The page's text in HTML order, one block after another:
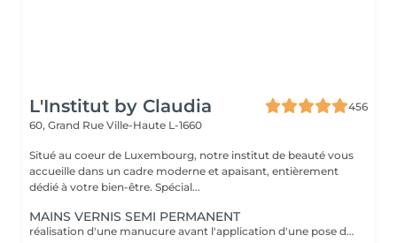
L'Institut by Claudia
456
60, Grand Rue Ville-Haute L-1660
Situé au coeur de Luxembourg, notre institut de beauté vous
accueille dans un cadre moderne et apaisant, entièrement
dédié à votre bien-être. Spécial...
MAINS VERNIS SEMI PERMANENT
réalisation d'une manucure avant l'application d'une pose de vernis semi permanent tenue entre 2-3 semaines un supplément sera calculé pour la réalisation d'une french ou décor